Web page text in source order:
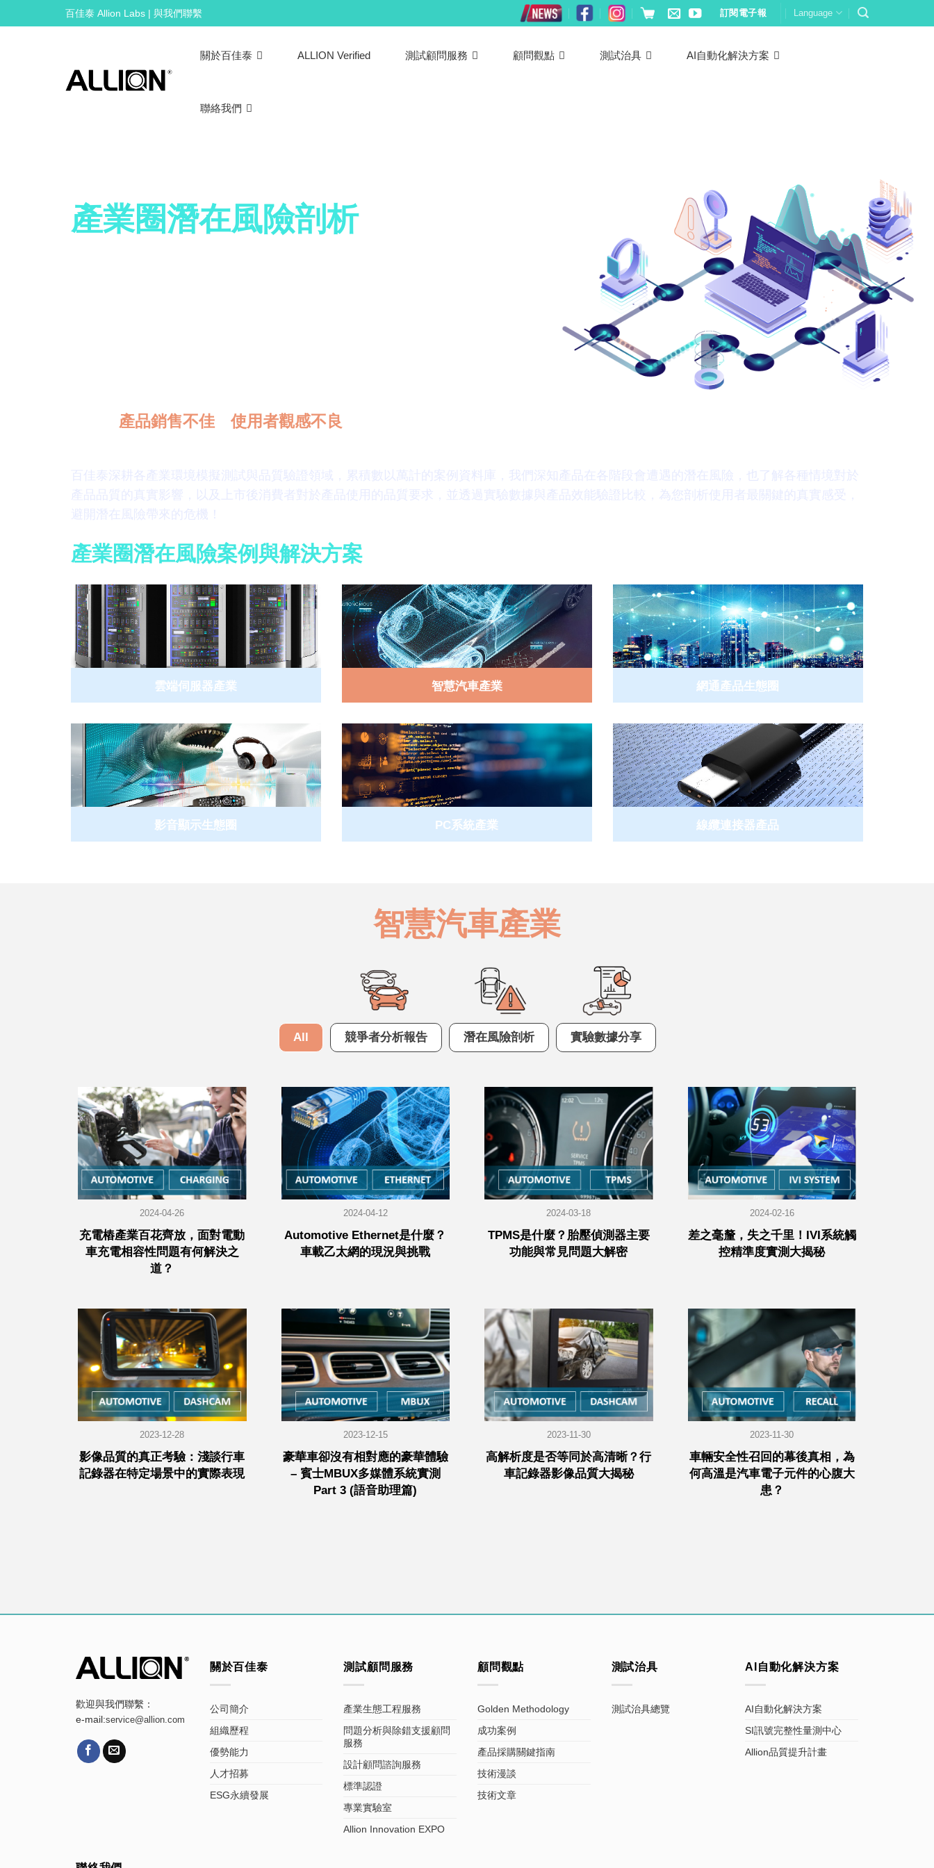
to
百佳泰 Allion Labs | 與我們聯繫 訂閱電子報 Language
關於百佳泰 ALLION Verified 測試顧問服務 顧問觀點 測試治具 AI自動化解決方案
聯絡我們
產業圈潛在風險剖析
產品銷售不佳 使用者觀感不良
百佳泰深耕各產業環境模擬測試與品質驗證領域，累積數以萬計的案例資料庫，我們深知產品在各階段會遭遇的潛在風險，也了解各種情境對於
產品品質的真實影響，以及上市後消費者對於產品使用的品質要求，並透過實驗數據與產品效能驗證比較，為您剖析使用者最關鍵的真實感受，
避開潛在風險帶來的危機！
產業圈潛在風險案例與解決方案
雲端伺服器產業 智慧汽車產業 網通產品生態圈
影音顯示生態圈 PC系統產業 線纜連接器產品
智慧汽車產業
All 競爭者分析報告 潛在風險剖析 實驗數據分享
2024-04-26
充電樁產業百花齊放，面對電動
車充電相容性問題有何解決之
道？
2024-04-12
Automotive Ethernet是什麼？
車載乙太網的現況與挑戰
2024-03-18
TPMS是什麼？胎壓偵測器主要
功能與常見問題大解密
2024-02-16
差之毫釐，失之千里！IVI系統觸
控精準度實測大揭秘
2023-12-28
影像品質的真正考驗：淺談行車
記錄器在特定場景中的實際表現
2023-12-15
豪華車卻沒有相對應的豪華體驗
– 賓士MBUX多媒體系統實測
Part 3 (語音助理篇)
2023-11-30
高解析度是否等同於高清晰？行
車記錄器影像品質大揭秘
2023-11-30
車輛安全性召回的幕後真相，為
何高溫是汽車電子元件的心腹大
患？
歡迎與我們聯繫：
e-mail:service@allion.com
關於百佳泰
公司簡介
組織歷程
優勢能力
人才招募
ESG永續發展
測試顧問服務
產業生態工程服務
問題分析與除錯支援顧問
服務
設計顧問諮詢服務
標準認證
專業實驗室
Allion Innovation EXPO
顧問觀點
Golden Methodology
成功案例
產品採購關鍵指南
技術漫談
技術文章
測試治具
測試治具總覽
AI自動化解決方案
AI自動化解決方案
SI訊號完整性量測中心
Allion品質提升計畫